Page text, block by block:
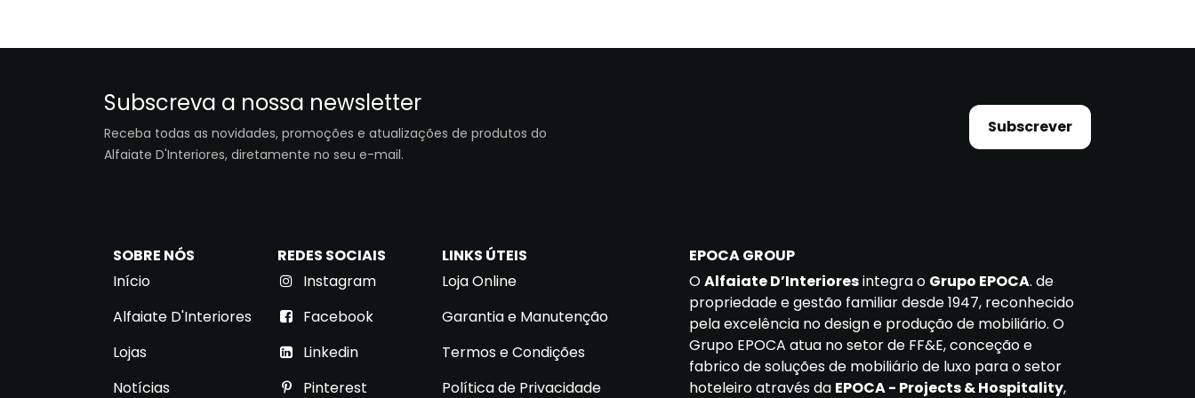
Subscreva a nossa newsletter
Receba todas as novidades, promoções e atualizações de produtos do
Alfaiate D'Interiores, diretamente no seu e-mail.
Subscrever
SOBRE NÓS
Início
Alfaiate D'Interiores
Lojas
Notícias
EPOCA GROUP
OAlfaiate D’Interioresintegra o Grupo EPOCA. de
propriedade e gestão familiar desde 1947, reconhecido
pela excelência no design e produção de mobiliário. O
Grupo EPOCA atua no setor de FF&E, conceção e
fabrico de soluções de mobiliário de luxo para o setor
hoteleiro através da EPOCA - Projects & Hospitality,
REDES SOCIAIS
Instagram
Facebook
Link​ed​​in
Pinterest
LINKS ÚTEIS
Loja Online
Garantia e Manutenção
Termos e Condições
Política de Privacidade